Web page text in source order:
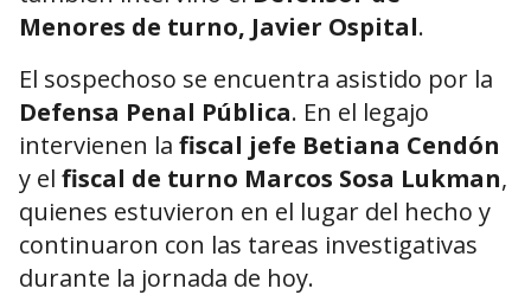
Menores de turno, Javier Ospital.
El sospechoso se encuentra asistido por la
Defensa Penal Pública. En el legajo
intervienen la fiscal jefe Betiana Cendón
y el fiscal de turno Marcos Sosa Lukman,
quienes estuvieron en el lugar del hecho y
continuaron con las tareas investigativas
durante la jornada de hoy.